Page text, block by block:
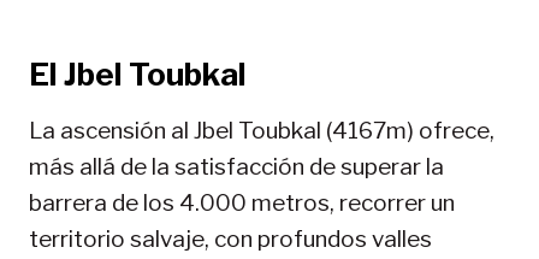
El Jbel Toubkal
La ascensión al Jbel Toubkal (4167m) ofrece,
más allá de la satisfacción de superar la
barrera de los 4.000 metros, recorrer un
territorio salvaje, con profundos valles